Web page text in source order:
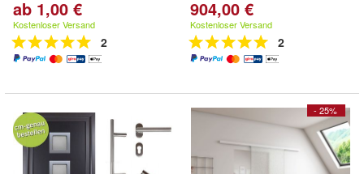
ab 1,00 €
Kostenloser Versand
2
904,00 €
Kostenloser Versand
2
- 25%